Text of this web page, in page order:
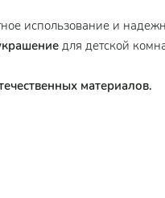
использование и
для детской
материалов.